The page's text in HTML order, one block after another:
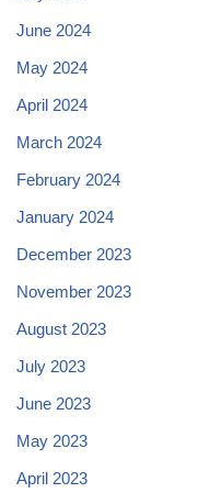
June 2024
May 2024
April 2024
March 2024
February 2024
January 2024
December 2023
November 2023
August 2023
July 2023
June 2023
May 2023
April 2023